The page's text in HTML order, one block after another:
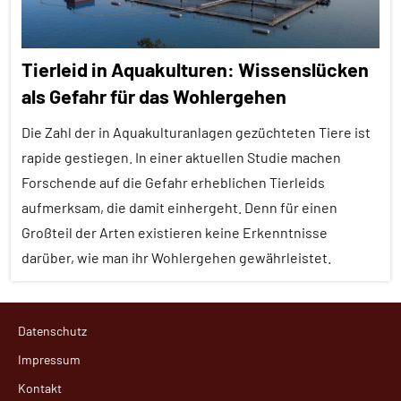
Tierleid in Aquakulturen: Wissenslücken
als Gefahr für das Wohlergehen
Die Zahl der in Aquakulturanlagen gezüchteten Tiere ist
rapide gestiegen. In einer aktuellen Studie machen
Forschende auf die Gefahr erheblichen Tierleids
aufmerksam, die damit einhergeht. Denn für einen
Großteil der Arten existieren keine Erkenntnisse
darüber, wie man ihr Wohlergehen gewährleistet.
Artikel
Alle
Themen
Datenschutz
Impressum
Kontakt